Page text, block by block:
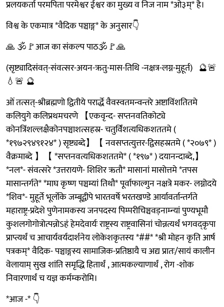
प्रलयकर्ता परमपिता परमेश्वर ईश्वर का मुख्य व निज नाम *ओ३म्* है।
विश्व के एकमात्र *वैदिक पञ्चाङ्ग* के अनुसार👇
🙏 🕉🚩आज का संकल्प पाठ🕉🚩🙏
(सृष्ट्यादिसंवत्-संवत्सर-अयन-ऋतु-मास-तिथि -नक्षत्र-लग्न-मुहूर्त) 🔮🚨
💧🚨 🔮
ओं तत्सत्-श्रीब्रह्मणो द्वितीये परार्द्धे वैवस्वतमन्वन्तरे अष्टाविंशतितमे
कलियुगे कलिप्रथमचरणे 【एकवृन्द- सप्तनवतिकोट्ये
कोनत्रिंशल्लक्षैकोनपञ्चाशत्सहस्र- चतुर्विंशत्यधिकशततमे (
*१९७२९४९१२४* ) सृष्ट्यब्दे】【 नवसप्तत्युत्तर-द्विसहस्रतमे ( *२०७९* )
वैक्रमाब्दे 】【 *सप्तनवत्यधिकशततमे* ( *१९७* ) दयानन्दाब्दे,】
*नल*- संवत्सरे *उत्तरायणे- शिशिर ऋतौ* मासानां मासोत्तमे *तपस
मासान्तर्गते* *माघ कृष्ण पञ्चम्यां तिथौ* पूर्वाफाल्गुन नक्षत्रे मकर- लग्नोदये
*शिव*- मुहूर्ते भूर्लोके जम्बूद्वीपे भारतवर्षे भरतखण्डे आर्यावर्तान्तर्गते
महाराष्ट्र-प्रदेशे पुणेनामकस्य जनपदस्य पिम्परीचिञ्चवड़नाम्न्यां पुण्यभूमौ
कुशलगोगोत्रोत्पन्नोऽहं हेमदेवार्यः राष्ट्रस्य राष्ट्रवासिनां चोन्नत्यर्थं भगवद्कृपा
प्राप्त्यर्थं च आचार्यवर्यदार्शनेय लोकेशकृतस्य *##* *श्री मोहन कृति आर्ष
पत्रकम्* वैदिक- पञ्चाङ्गस्य सामाजिक-प्रतिष्ठायै च अद्य प्रातः/सायं कालीन
वेलायाम् सुख शांति समृद्धि हितार्थं , आत्मकल्याणार्थं , रोग -शोक
निवारणार्थं च यज्ञ कर्मम्करोमि।
*आज -* 👇